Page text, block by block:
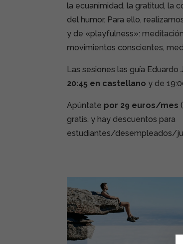
la ecuanimidad, la gratitud, la
del humor. Para ello,
y de «playfulness»:
movimientos conscientes,
Las sesiones las guía Eduardo
20:45 en castellano y de
Apúntate por 29 euros/mes
gratis, y hay descuentos para
estudiantes/desempleados/